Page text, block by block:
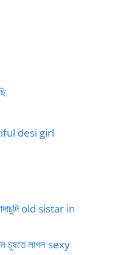
desi girl
old sistar in
চুষতে লাগল sexy